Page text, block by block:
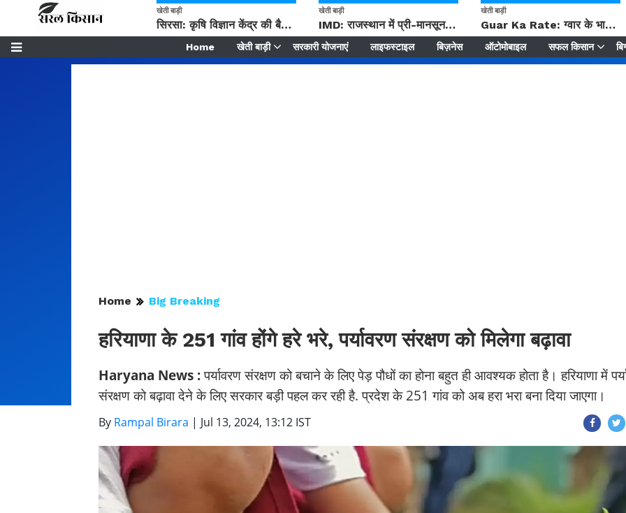
खेती बाड़ी
सिरसा: कृषि विज्ञान केंद्र की बैठक में फसल बीमा विधि कारण व कृषि उद्यमिता बढ़ावा देने पर चर्चा
खेती बाड़ी
IMD: राजस्थान में प्री-मानसून की सामान्य से 74% अधिक बारिश, दस्तक में देरी और मानसून कमजोर रहेगा
खेती बाड़ी
Guar Ka Rate: ग्वार के भाव में हल्की बढ़ोतरी, बढ़ सकता है बुवाई का रकबा
Home खेती बाड़ी सरकारी योजनाएं लाइफस्टाइल बिज़नेस ऑटोमोबाइल सफल किसान
Home Big Breaking
हरियाणा के 251 गांव होंगे हरे भरे, पर्यावरण संरक्षण को मिलेगा बढ़ावा
Haryana News :पर्यावरण संरक्षण को बचाने के लिए पेड़ पौधों का होना बहुत ही आवश्यक होता है। हरियाणा में
संरक्षण को बढ़ावा देने के लिए सरकार बड़ी पहल कर रही है. प्रदेश के 251 गांव को अब हरा भरा बना दिया जाएगा।
By Rampal Birara | Jul 13, 2024, 13:12 IST